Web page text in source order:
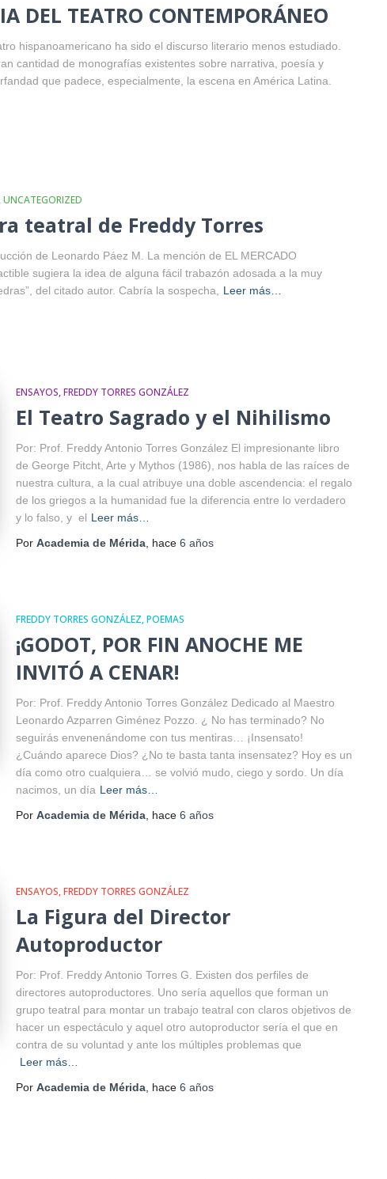
DEL TEATRO CONTEMPORÁNEO
hispanoamericano ha sido el discurso literario menos estudiado.
cantidad de monografías existentes sobre narrativa, poesía y
que padece, especialmente, la escena en América Latina.
UNCATEGORIZED
teatral de Freddy Torres
de Leonardo Páez M. La mención de EL MERCADO
sugiera la idea de alguna fácil trabazón adosada a la muy
del citado autor. Cabría la sospecha,
Leer más…
ENSAYOS FREDDY TORRES GONZÁLEZ
El Teatro Sagrado y el Nihilismo
Por: Prof. Freddy Antonio Torres González El impresionante libro
de George Pitcht, Arte y Mythos (1986), nos habla de las raíces de
nuestra cultura, a la cual atribuye una doble ascendencia: el regalo
de los griegos a la humanidad fue la diferencia entre lo verdadero
y lo falso, y el Leer más…
Por Academia de Mérida , hace 6 años
FREDDY TORRES GONZÁLEZ POEMAS
¡GODOT, POR FIN ANOCHE ME
INVITÓ A CENAR!
Por: Prof. Freddy Antonio Torres González Dedicado al Maestro
Leonardo Azparren Giménez Pozzo. ¿ No has terminado? No
seguirás envenenándome con tus mentiras… ¡Insensato!
¿Cuándo aparece Dios? ¿No te basta tanta insensatez? Hoy es un
día como otro cualquiera… se volvió mudo, ciego y sordo. Un día
nacimos, un día Leer más…
Por Academia de Mérida , hace 6 años
ENSAYOS FREDDY TORRES GONZÁLEZ
La Figura del Director
Autoproductor
Por: Prof. Freddy Antonio Torres G. Existen dos perfiles de
directores autoproductores. Uno sería aquellos que forman un
grupo teatral para montar un trabajo teatral con claros objetivos de
hacer un espectáculo y aquel otro autoproductor sería el que en
contra de su voluntad y ante los múltiples problemas que
Leer más…
Por Academia de Mérida , hace 6 años